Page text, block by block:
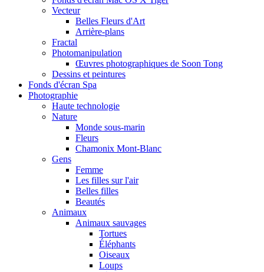
Vecteur
Belles Fleurs d'Art
Arrière-plans
Fractal
Photomanipulation
Œuvres photographiques de Soon Tong
Dessins et peintures
Fonds d'écran Spa
Photographie
Haute technologie
Nature
Monde sous-marin
Fleurs
Chamonix Mont-Blanc
Gens
Femme
Les filles sur l'air
Belles filles
Beautés
Animaux
Animaux sauvages
Tortues
Éléphants
Oiseaux
Loups